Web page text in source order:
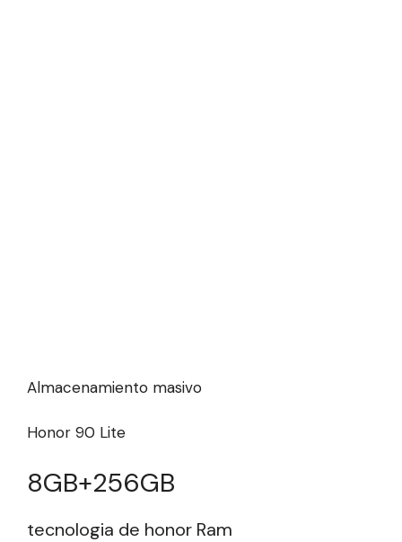
Almacenamiento masivo
Honor 90 Lite
8GB+256GB
tecnologia de honor Ram